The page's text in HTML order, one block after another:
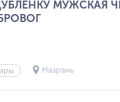
МУЖСКАЯ
Назрань